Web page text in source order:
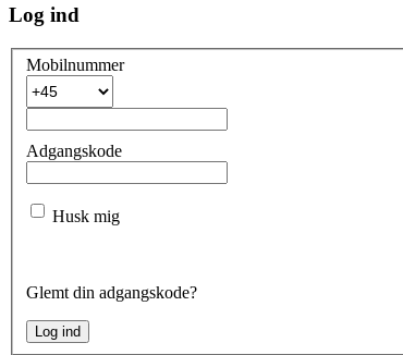
Log ind
Mobilnummer
Adgangskode
Husk mig
Glemt din adgangskode?